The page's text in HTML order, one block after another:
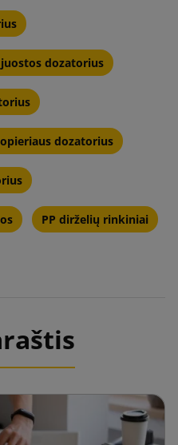
dozatorius
dozatorius
PP dirželių rinkiniai